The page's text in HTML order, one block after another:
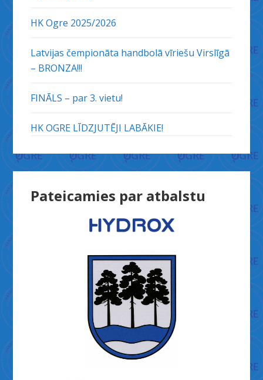
HK Ogre 2025/2026
Latvijas čempionāta handbolā vīriešu Virslīgā
– BRONZA!!!
FINĀLS – par 3. vietu!
HK OGRE LĪDZJUTĒJI LABĀKIE!
Pateicamies par atbalstu